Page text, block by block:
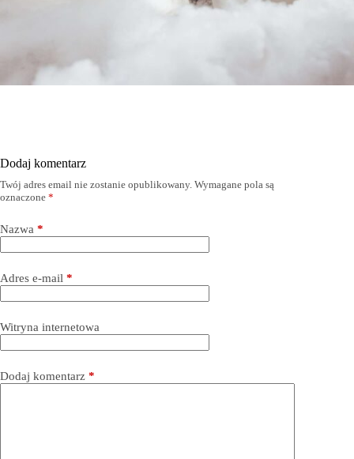
Dodaj komentarz
Twój adres email nie zostanie opublikowany. Wymagane pola są
oznaczone *
Nazwa *
Adres e-mail *
Witryna internetowa
Dodaj komentarz *